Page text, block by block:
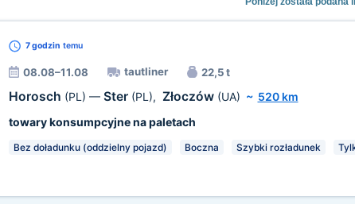
7 godzin temu
08.08–11.08 tautliner 22,5 t
Horosch (PL) — Ster (PL), Złoczów (UA) ~ 520 km
towary konsumpcyjne na paletach
Bez doładunku (oddzielny pojazd) Boczna Szybki rozładunek